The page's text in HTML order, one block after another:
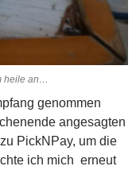
heile an…
genommen
angesagten
PickNPay, um die
ich mich erneut